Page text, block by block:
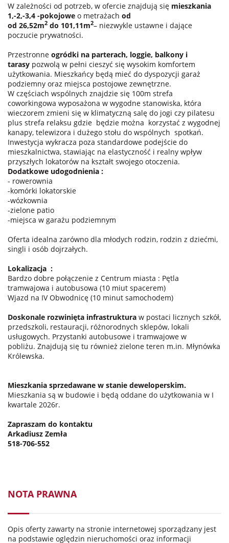
W zależności od potrzeb, w ofercie znajdują się mieszkania
1,-2,-3,4 -pokojowe o metrażach od
od 26,52m2 do 101,11m2– niezwykle ustawne i dające
poczucie prywatności.
Przestronne ogródki na parterach, loggie, balkony i
tarasy pozwolą w pełni cieszyć się wysokim komfortem
użytkowania. Mieszkańcy będą mieć do dyspozycji garaż
podziemny oraz miejsca postojowe zewnętrzne.
W częściach wspólnych znajdzie się 100m strefa
coworkingowa wyposażona w wygodne stanowiska, która
wieczorem zmieni się w klimatyczną salę do jogi czy pilatesu
plus strefa relaksu gdzie będzie można korzystać z wygodnej
kanapy, telewizora i dużego stołu do wspólnych spotkań.
Inwestycja wykracza poza standardowe podejście do
mieszkalnictwa, stawiając na elastyczność i realny wpływ
przyszłych lokatorów na kształt swojego otoczenia.
Dodatkowe udogodnienia :
- rowerownia
-komórki lokatorskie
-wózkownia
-zielone patio
-miejsca w garażu podziemnym
Oferta idealna zarówno dla młodych rodzin, rodzin z dziećmi,
singli i osób dojrzałych.
Lokalizacja :
Bardzo dobre połączenie z Centrum miasta : Pętla
tramwajowa i autobusowa (10 miut spacerem)
Wjazd na IV Obwodnicę (10 minut samochodem)
Doskonale rozwinięta infrastruktura w postaci licznych szkół,
przedszkoli, restauracji, różnorodnych sklepów, lokali
usługowych. Przystanki autobusowe i tramwajowe w
pobliżu. Znajdują się tu również zielone teren m.in. Młynówka
Królewska.
Mieszkania sprzedawane w stanie deweloperskim.
Mieszkania są w budowie i będą oddane do użytkowania w I
kwartale 2026r.
Zapraszam do kontaktu
Arkadiusz Zemła
518-706-552
NOTA PRAWNA
Opis oferty zawarty na stronie internetowej sporządzany jest
na podstawie oględzin nieruchomości oraz informacji